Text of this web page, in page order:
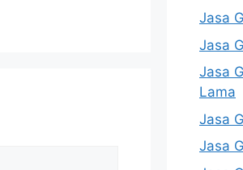
Jasa
Jasa
Jasa
Lama
Jasa
Jasa